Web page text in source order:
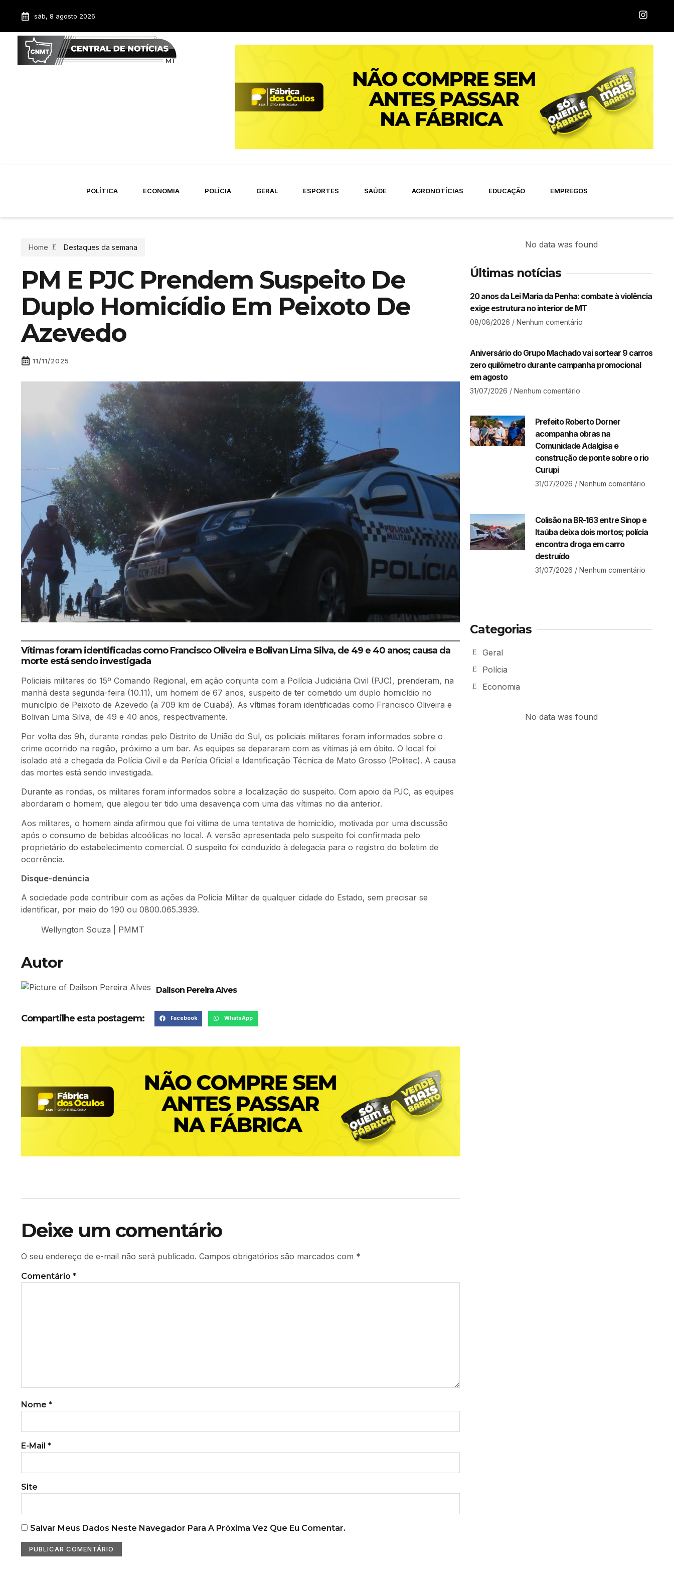
sáb, 8 agosto 2026
POLÍTICA ECONOMIA POLÍCIA GERAL ESPORTES SAÚDE AGRONOTÍCIAS EDUCAÇÃO EMPREGOS
Home Destaques da semana
PM E PJC Prendem Suspeito De
Duplo Homicídio Em Peixoto De
Azevedo
11/11/2025
Vítimas foram identificadas como Francisco Oliveira e Bolivan Lima Silva, de 49 e 40 anos; causa da
morte está sendo investigada
Policiais militares do 15º Comando Regional, em ação conjunta com a Polícia Judiciária Civil (PJC), prenderam, na
manhã desta segunda-feira (10.11), um homem de 67 anos, suspeito de ter cometido um duplo homicídio no
município de Peixoto de Azevedo (a 709 km de Cuiabá). As vítimas foram identificadas como Francisco Oliveira e
Bolivan Lima Silva, de 49 e 40 anos, respectivamente.
Por volta das 9h, durante rondas pelo Distrito de União do Sul, os policiais militares foram informados sobre o
crime ocorrido na região, próximo a um bar. As equipes se depararam com as vítimas já em óbito. O local foi
isolado até a chegada da Polícia Civil e da Perícia Oficial e Identificação Técnica de Mato Grosso (Politec). A causa
das mortes está sendo investigada.
Durante as rondas, os militares foram informados sobre a localização do suspeito. Com apoio da PJC, as equipes
abordaram o homem, que alegou ter tido uma desavença com uma das vítimas no dia anterior.
Aos militares, o homem ainda afirmou que foi vítima de uma tentativa de homicídio, motivada por uma discussão
após o consumo de bebidas alcoólicas no local. A versão apresentada pelo suspeito foi confirmada pelo
proprietário do estabelecimento comercial. O suspeito foi conduzido à delegacia para o registro do boletim de
ocorrência.
Disque-denúncia
A sociedade pode contribuir com as ações da Polícia Militar de qualquer cidade do Estado, sem precisar se
identificar, por meio do 190 ou 0800.065.3939.
Wellyngton Souza | PMMT
Autor
Dailson Pereira Alves
Compartilhe esta postagem: Facebook WhatsApp
Deixe um comentário
O seu endereço de e-mail não será publicado. Campos obrigatórios são marcados com *
Comentário *
Nome *
E-Mail *
Site
Salvar Meus Dados Neste Navegador Para A Próxima Vez Que Eu Comentar.
No data was found
Últimas notícias
20 anos da Lei Maria da Penha: combate à violência
exige estrutura no interior de MT​
08/08/2026 Nenhum comentário
Aniversário do Grupo Machado vai sortear 9 carros
zero quilômetro durante campanha promocional
em agosto
31/07/2026 Nenhum comentário
Prefeito Roberto Dorner
acompanha obras na
Comunidade Adalgisa e
construção de ponte sobre o rio
Curupi
31/07/2026 Nenhum comentário
Colisão na BR-163 entre Sinop e
Itaúba deixa dois mortos; polícia
encontra droga em carro
destruído
31/07/2026 Nenhum comentário
Categorias
Geral
Polícia
Economia
No data was found